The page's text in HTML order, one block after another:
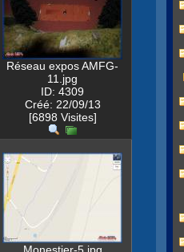
Réseau expos AMFG-
11.jpg
ID: 4309
Créé: 22/09/13
[6898 Visites]